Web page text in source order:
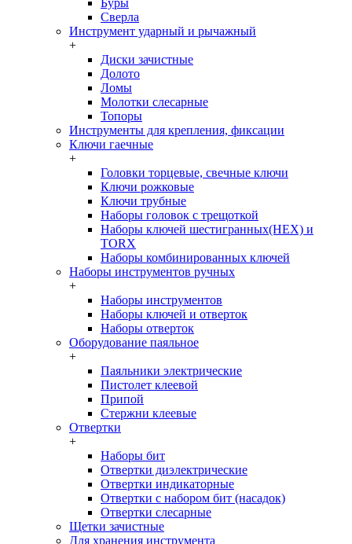
Буры
Сверла
Инструмент ударный и рычажный
+
Диски зачистные
Долото
Ломы
Молотки слесарные
Топоры
Инструменты для крепления, фиксации
Ключи гаечные
+
Головки торцевые, свечные ключи
Ключи рожковые
Ключи трубные
Наборы головок c трещоткой
Наборы ключей шестигранных(HEX) и
TORX
Наборы комбинированных ключей
Наборы инструментов ручных
+
Наборы инструментов
Наборы ключей и отверток
Наборы отверток
Оборудование паяльное
+
Паяльники электрические
Пистолет клеевой
Припой
Стержни клеевые
Отвертки
+
Наборы бит
Отвертки диэлектрические
Отвертки индикаторные
Отвертки с набором бит (насадок)
Отвертки слесарные
Щетки зачистные
Для хранения инструмента